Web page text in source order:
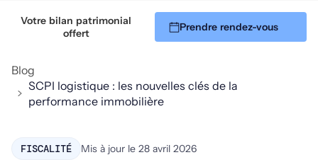
06 51 45 94 32
Votre bilan patrimonial
offert
Prendre rendez-vous
Blog
SCPI logistique : les nouvelles clés de la
performance immobilière
FISCALITÉ Mis à jour le 28 avril 2026